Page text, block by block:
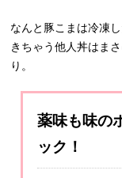
なんと豚こまは冷凍
きちゃう他人丼はま
り。
薬味も味の
ック！